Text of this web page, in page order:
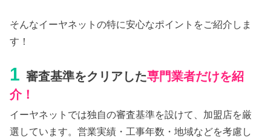
そんなイーヤネットの特に安心なポイントをご紹介しま
す！
1 審査基準をクリアした専門業者だけを紹
介！
イーヤネットでは独自の審査基準を設けて、加盟店を厳
選しています。営業実績・工事年数・地域などを考慮し